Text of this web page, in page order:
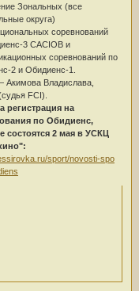
Зональных (все
округа)
соревнований
3 CACIOB и
соревнований по
2 и Обидиенс-1.
Акимова Владислава,
FCI).
регистрация на
по Обидиенс,
состоятся 2 мая в УСКЦ
sport/novosti-spo